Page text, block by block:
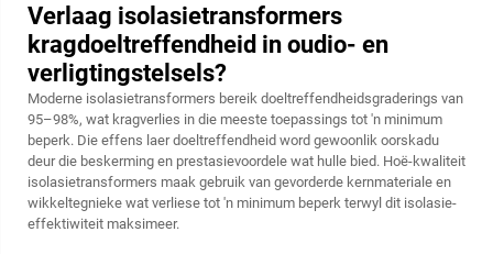
Verlaag isolasietransformers
kragdoeltreffendheid in oudio- en
verligtingstelsels?
Moderne isolasietransformers bereik doeltreffendheidsgraderings van
95–98%, wat kragverlies in die meeste toepassings tot 'n minimum
beperk. Die effens laer doeltreffendheid word gewoonlik oorskadu
deur die beskerming en prestasievoordele wat hulle bied. Hoë-kwaliteit
isolasietransformers maak gebruik van gevorderde kernmateriale en
wikkeltegnieke wat verliese tot 'n minimum beperk terwyl dit isolasie-
effektiwiteit maksimeer.